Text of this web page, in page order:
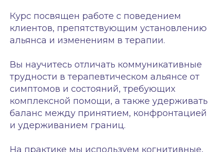
Курс посвящен работе с поведением
клиентов, препятствующим установлению
альянса и изменениям в терапии.
Вы научитесь отличать коммуникативные
трудности в терапевтическом альянсе от
симптомов и состояний, требующих
комплексной помощи, а также удерживать
баланс между принятием, конфронтацией
и удерживанием границ.
На практике мы используем когнитивные,